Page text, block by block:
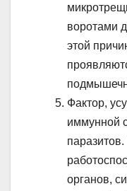
воротами
этой
Фактор,
иммунной
органов,